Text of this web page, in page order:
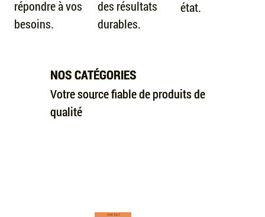
des résultats
durables.
état.
répondre à vos
besoins.
NOS CATÉGORIES
Votre source fiable de produits de
qualité
NOS CATÉGORIES
Votre source fiable de produits de
qualité
VOIR TOUT